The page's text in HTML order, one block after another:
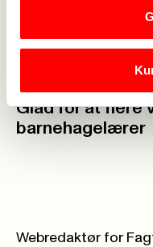
23. juli
Glad for at flere
barnehagelærer
Webredaktør for